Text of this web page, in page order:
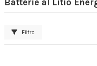
Batterie al Litio
Filtro